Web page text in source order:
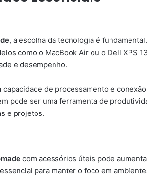
, a escolha da tecnologia é
como o MacBook Air ou o Dell XPS
e desempenho.
de processamento e
pode ser uma ferramenta de
e projetos.
com acessórios úteis pode
para manter o foco em